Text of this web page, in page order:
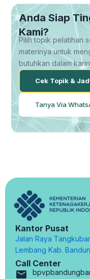
Anda Siap
Kami?
Pilih topik pelatihan
materinya untuk
butuhkan dalam
Cek Topik &
Tanya Via
Kantor Pusat
Jalan Raya
Lembang Kab.
Call Center